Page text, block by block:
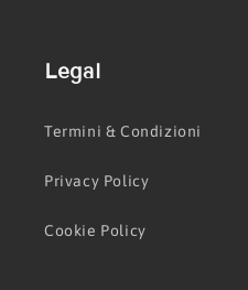
Legal
Termini & Condizioni
Privacy Policy
Cookie Policy